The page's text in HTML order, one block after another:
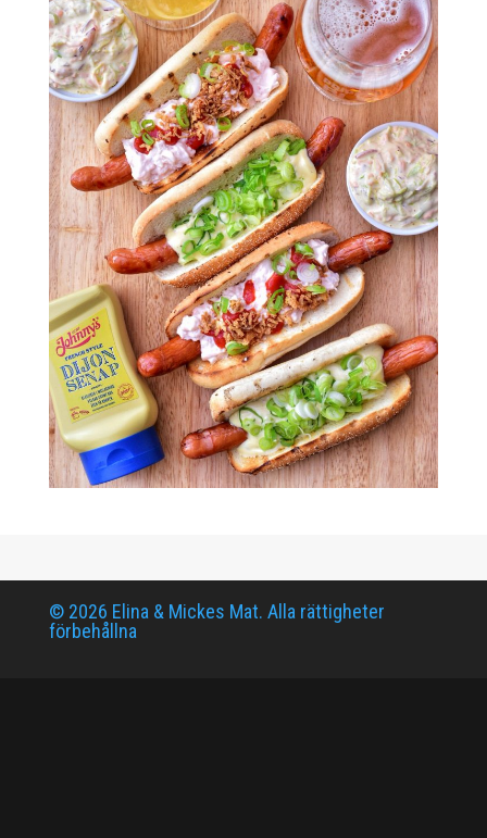
© 2026 Elina & Mickes Mat. Alla rättigheter
förbehållna